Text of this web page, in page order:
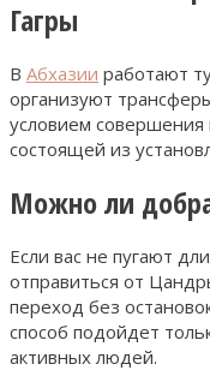
Гагры
В Абхазии работают
организуют
условием совершения
состоящей из
Можно ли
Если вас не пугают
отправиться от
переход без
способ подойдет
активных людей.